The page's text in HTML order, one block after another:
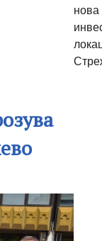
нова